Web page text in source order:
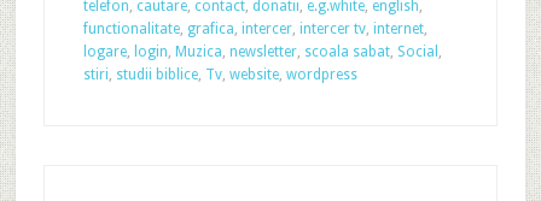
telefon, cautare, contact, donatii, e.g.white, english,
functionalitate, grafica, intercer, intercer tv, internet,
logare, login, Muzica, newsletter, scoala sabat, Social ,
stiri, studii biblice, Tv, website, wordpress